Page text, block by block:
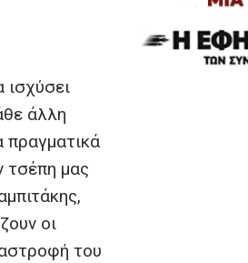
άλλη
πραγματικά
τσέπη μας
οι
του